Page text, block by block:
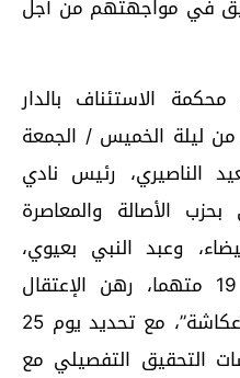
في مواجهتهم من أجل
الاستئناف بالدار
ليلة الخميس / الجمعة
إيداع سعيد الناصيري، رئيس نادي
الأصالة والمعاصرة
وعبد النبي بعيوي،
رئيس جهة الشرق، رفقة 19 متهما، رهن الإعتقال
الإحتياطي بالسجن المحلي “عكاشة”، مع تحديد يوم 25
جلسات التحقيق التفصيلي مع